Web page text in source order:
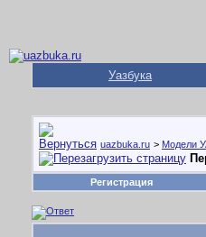
Уазбука
uazbuka.ru > Модели
Регистрация